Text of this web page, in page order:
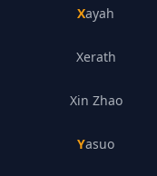
Xayah
Xerath
Xin Zhao
Yasuo